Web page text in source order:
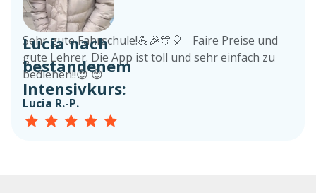
Lucia nach
bestandenem
Intensivkurs:
Sehr gute Fahrschule!💪🎉🎊🎈 Faire Preise und
gute Lehrer. Die App ist toll und sehr einfach zu
bedienen!!😍 😊
Lucia R.-P.